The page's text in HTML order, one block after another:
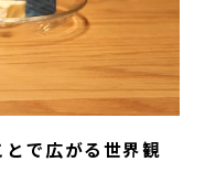
で広がる世界観